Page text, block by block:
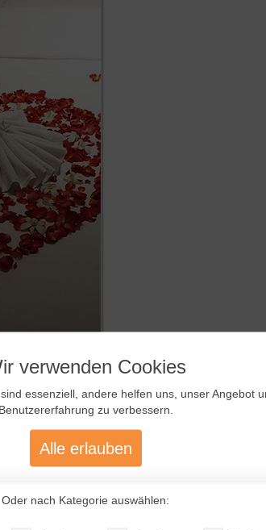
verwenden Cookies
essenziell, andere helfen uns, unser Angebot
Benutzererfahrung zu verbessern.
Alle erlauben
Oder nach Kategorie auswählen: